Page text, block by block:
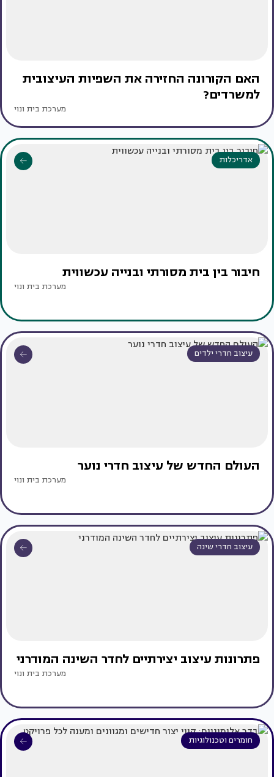
האם הקורונה החזירה את השפיות העיצובית
למשרדים?
מערכת בית ונוי
אדריכלות
חיבור בין בית מסורתי ובנייה עכשווית
מערכת בית ונוי
עיצוב חדרי ילדים
העולם החדש של עיצוב חדרי נוער
מערכת בית ונוי
עיצוב חדרי שינה
פתרונות עיצוב יצירתיים לחדר השינה המודרני
מערכת בית ונוי
חומרים וטכנולוגיות